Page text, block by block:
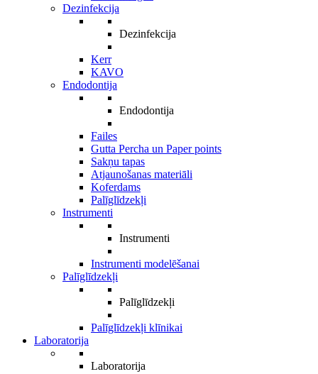
Dezinfekcija
Dezinfekcija
Kerr
KAVO
Endodontija
Endodontija
Failes
Gutta Percha un Paper points
Sakņu tapas
Atjaunošanas materiāli
Koferdams
Palīglīdzekļi
Instrumenti
Instrumenti
Instrumenti modelēšanai
Palīglīdzekļi
Palīglīdzekļi
Palīglīdzekļi klīnikai
Laboratorija
Laboratorija